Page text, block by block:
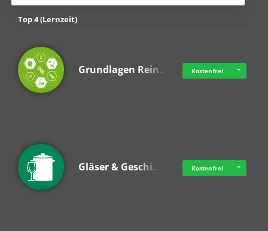
Top 4 (Lernzeit)
Grundlagen Rein… Kostenfrei
Gläser & Geschi… Kostenfrei